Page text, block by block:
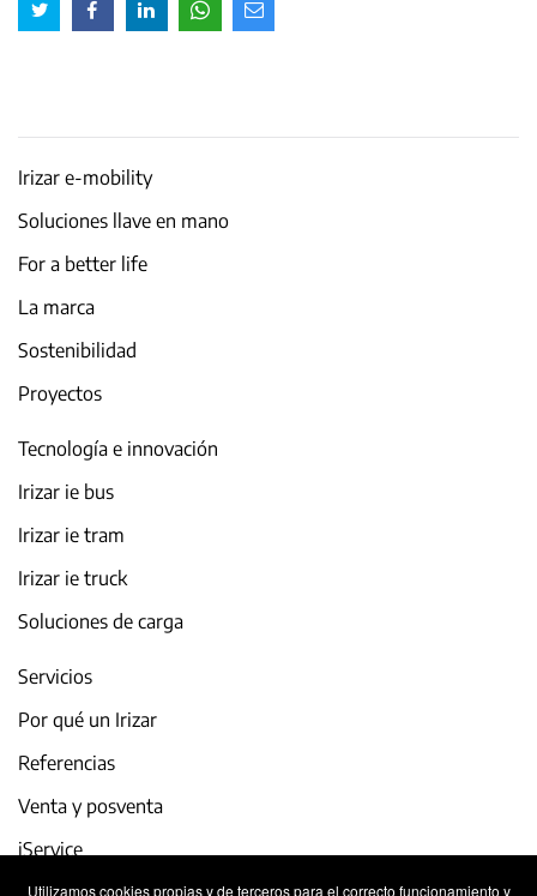
Utilizamos cookies propias y de terceros para el correcto funcionamiento y
Irizar e-mobility
Soluciones llave en mano
For a better life
La marca
Sostenibilidad
Proyectos
Tecnología e innovación
Irizar ie bus
Irizar ie tram
Irizar ie truck
Soluciones de carga
Servicios
Por qué un Irizar
Referencias
Venta y posventa
iService